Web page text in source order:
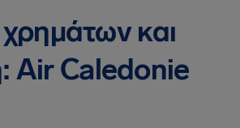
και
Air Caledonie